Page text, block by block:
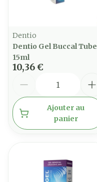
Dentio
Dentio Gel Buccal Tube
15ml
10,36 €
Ajouter au
panier